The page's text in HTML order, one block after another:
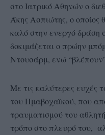
στο Ιατρικό Αθηνών ο
Άκης Ασπιώτης, ο οποίος
καλό στην ενεργό δράση
δοκιμάζεται ο πρώην
Ντουσάρμ, ενώ
Με τις καλύτερες ευχές
του Πμαβοχαϊκού, που
τραυματισμού του
τρόπο στο πλευρό του,